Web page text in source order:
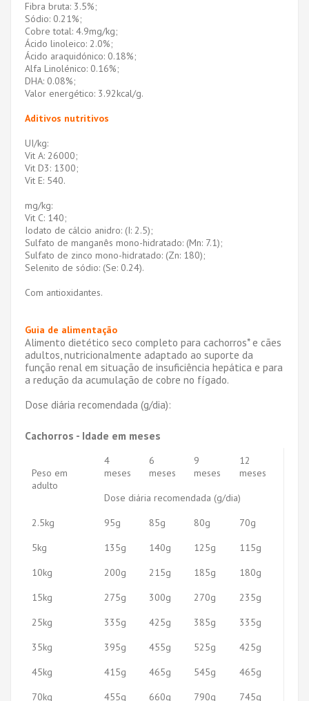
Fibra bruta: 3.5%;
Sódio: 0.21%;
Cobre total: 4.9mg/kg;
Ácido linoleico: 2.0%;
Ácido araquidónico: 0.18%;
Alfa Linolénico: 0.16%;
DHA: 0.08%;
Valor energético: 3.92kcal/g.
Aditivos nutritivos
UI/kg:
Vit A: 26000;
Vit D3: 1300;
Vit E: 540.
mg/kg:
Vit C: 140;
Iodato de cálcio anidro: (I: 2.5);
Sulfato de manganês mono-hidratado: (Mn: 7.1);
Sulfato de zinco mono-hidratado: (Zn: 180);
Selenito de sódio: (Se: 0.24).
Com antioxidantes.
Guia de alimentação
Alimento dietético seco completo para cachorros* e cães
adultos, nutricionalmente adaptado ao suporte da
função renal em situação de insuficiência hepática e para
a redução da acumulação de cobre no fígado.
Dose diária recomendada (g/dia):
Cachorros - Idade em meses
Peso em
adulto
4
meses
6
meses
9
meses
12
meses
Dose diária recomendada (g/dia)
2.5kg
95g 85g 80g
70g
5kg
135g 140g 125g
115g
10kg
200g 215g 185g
180g
15kg
275g 300g 270g
235g
25kg
335g 425g 385g
335g
35kg
395g 455g 525g
425g
45kg
415g 465g 545g
465g
70kg
455g 660g 790g 745g